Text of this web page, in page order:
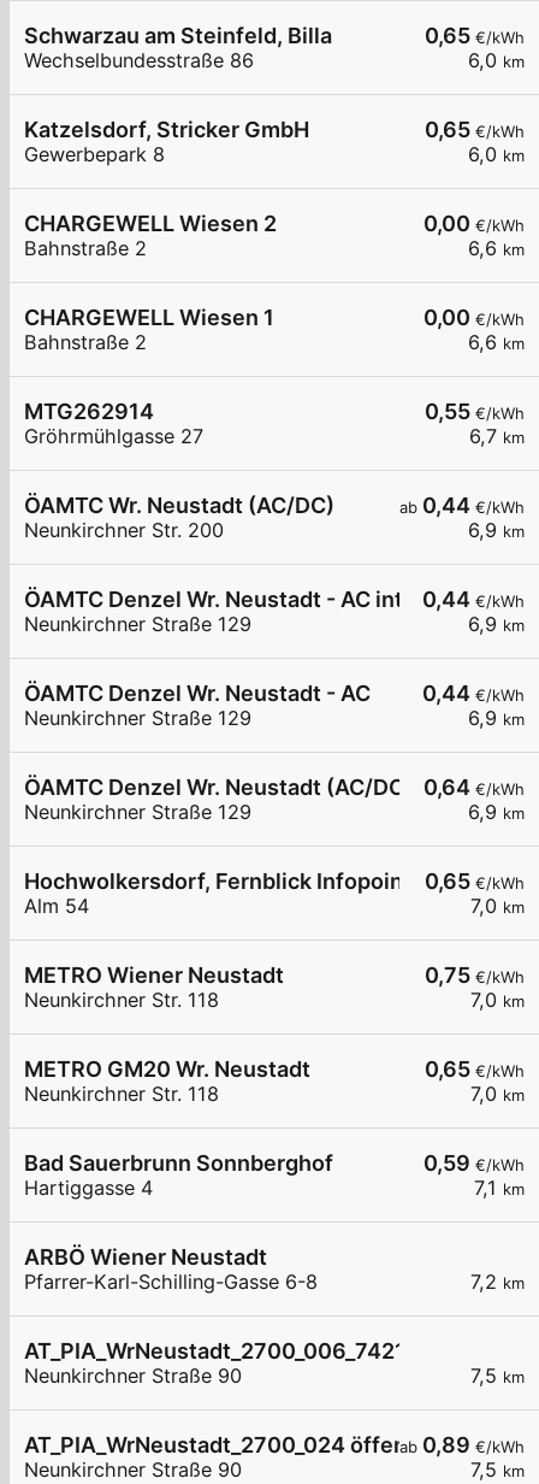
0,65 €/kWh
6,0 km
Schwarzau am Steinfeld, Billa
Wechselbundesstraße 86
0,65 €/kWh
6,0 km
Katzelsdorf, Stricker GmbH
Gewerbepark 8
0,00 €/kWh
6,6 km
CHARGEWELL Wiesen 2
Bahnstraße 2
0,00 €/kWh
6,6 km
CHARGEWELL Wiesen 1
Bahnstraße 2
0,55 €/kWh
6,7 km
MTG262914
Gröhrmühlgasse 27
ab 0,44 €/kWh
6,9 km
ÖAMTC Wr. Neustadt (AC/DC)
Neunkirchner Str. 200
0,44 €/kWh
6,9 km
ÖAMTC Denzel Wr. Neustadt - AC intern 1
Neunkirchner Straße 129
0,44 €/kWh
6,9 km
ÖAMTC Denzel Wr. Neustadt - AC
Neunkirchner Straße 129
0,64 €/kWh
6,9 km
ÖAMTC Denzel Wr. Neustadt (AC/DC)
Neunkirchner Straße 129
0,65 €/kWh
7,0 km
Hochwolkersdorf, Fernblick Infopoint
Alm 54
0,75 €/kWh
7,0 km
METRO Wiener Neustadt
Neunkirchner Str. 118
0,65 €/kWh
7,0 km
METRO GM20 Wr. Neustadt
Neunkirchner Str. 118
0,59 €/kWh
7,1 km
Bad Sauerbrunn Sonnberghof
Hartiggasse 4
7,2 km
ARBÖ Wiener Neustadt
Pfarrer-Karl-Schilling-Gasse 6-8
7,5 km
AT_PIA_WrNeustadt_2700_006_74211213869
Neunkirchner Straße 90
ab 0,89 €/kWh
7,5 km
AT_PIA_WrNeustadt_2700_024 öffentlich
Neunkirchner Straße 90